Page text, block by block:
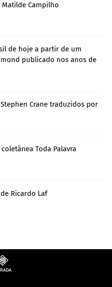
Campilho
de hoje a partir de um
publicado nos anos de
Crane traduzidos por
Toda Palavra
Ricardo Laf